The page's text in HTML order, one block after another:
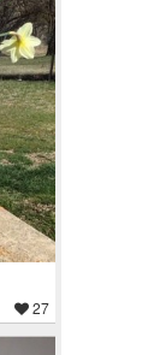
27